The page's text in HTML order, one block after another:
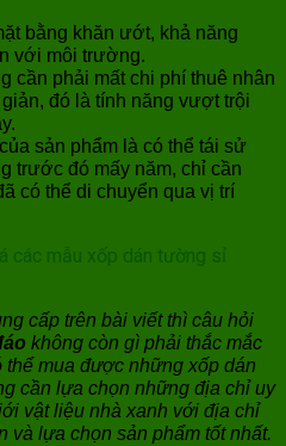
bằng khăn ướt, khả năng
với môi trường.
cần phải mất chi phí thuê nhân
đó là tính năng vượt trội
sản phẩm là có thể tái sử
trước đó mấy năm, chỉ cần
có thể di chuyển qua vị trí
các mẫu xốp dán tường sỉ
cấp trên bài viết thì câu hỏi
không còn gì phải thắc mắc
mua được những xốp dán
cần lựa chọn những địa chỉ uy
vật liệu nhà xanh với địa chỉ
và lựa chọn sản phẩm tốt nhất.